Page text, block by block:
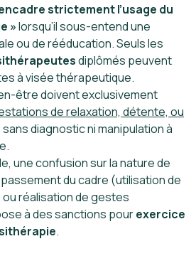
strictement l’usage du
»lorsqu’il sous-entend une
ou de rééducation. Seuls les
diplômés peuvent
à visée thérapeutique.
être doivent exclusivement
de relaxation, détente, ou
sans diagnostic ni manipulation à
une confusion sur la nature de
du cadre (utilisation de
réalisation de gestes
à des sanctions pourexercice
.